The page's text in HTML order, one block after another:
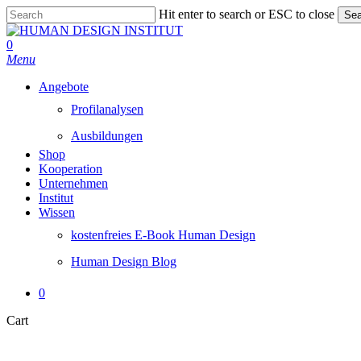
Skip
to
main
content
Hit enter to search or ESC to close
Close
Search
0
Menu
Angebote
Profilanalysen
Ausbildungen
Shop
Kooperation
Unternehmen
Institut
Wissen
kostenfreies E-Book Human Design
Human Design Blog
0
CartClose